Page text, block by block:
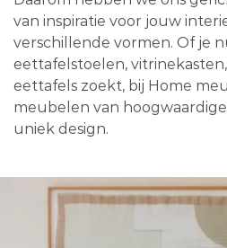
van inspiratie voor jouw
verschillende vormen. Of je
eettafelstoelen,
eettafels zoekt, bij Home
meubelen van
uniek design.